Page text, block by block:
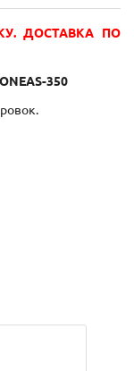
ДОСТАВКА ПО
350